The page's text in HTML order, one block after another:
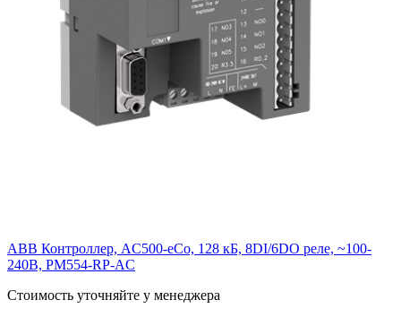
ABB Контроллер, AC500-eCo, 128 кБ, 8DI/6DO реле, ~100-
240В, PM554-RP-AC
Cтоимость уточняйте у менеджера